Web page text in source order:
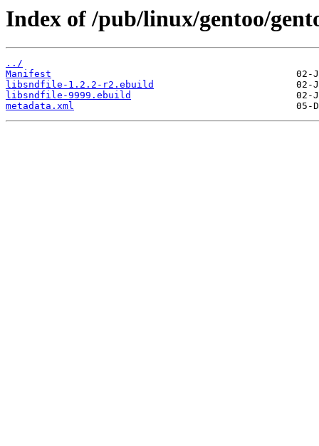
Index of /pub/linux/gentoo/
../
Manifest
libsndfile-1.2.2-r2.ebuild
libsndfile-9999.ebuild
metadata.xml